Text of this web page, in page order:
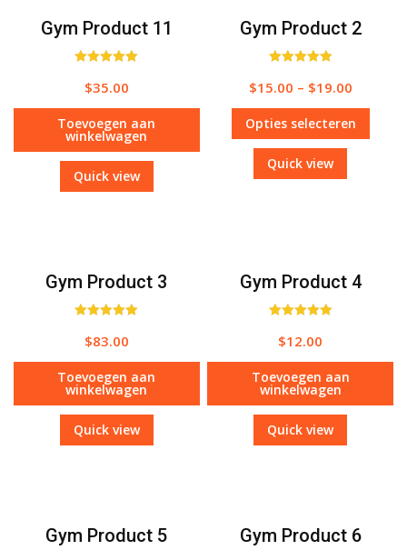
Gym Product 11
5.00
$35.00
Toevoegen aan
winkelwagen
Quick view
Gym Product 2
5.00
uit 5
$15.00 – $19.00
Opties selecteren
Quick view
Gym Product 3
5.00
$83.00
Toevoegen aan
winkelwagen
Quick view
Gym Product 4
5.00
$12.00
Toevoegen aan
winkelwagen
Quick view
Gym Product 5 Gym Product 6